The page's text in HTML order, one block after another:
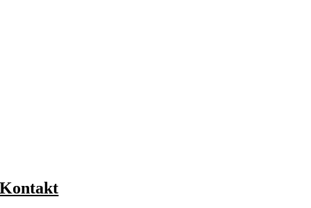
Kontakt